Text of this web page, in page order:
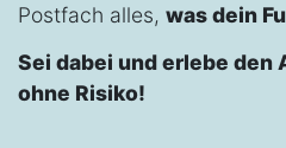
Postfach alles, was dein
Sei dabei und erlebe den
ohne Risiko!